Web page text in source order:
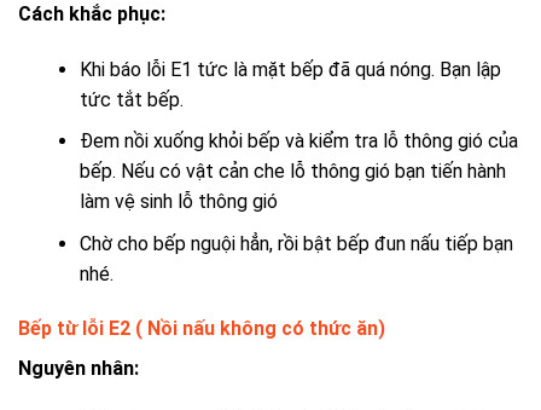
Cách khắc phục:
Khi báo lỗi E1 tức là mặt bếp đã quá nóng. Bạn lập
tức tắt bếp.
Đem nồi xuống khỏi bếp và kiểm tra lỗ thông gió của
bếp. Nếu có vật cản che lỗ thông gió bạn tiến hành
làm vệ sinh lỗ thông gió
Chờ cho bếp nguội hẳn, rồi bật bếp đun nấu tiếp bạn
nhé.
Bếp từ lỗi E2 ( Nồi nấu không có thức ăn)
Nguyên nhân: